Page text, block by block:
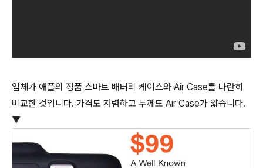
업체가 애플의 정품 스마트 배터리 케이스와 Air Case를 나란히
비교한 것입니다. 가격도 저렴하고 두께도 Air Case가 얇습니다.
▼